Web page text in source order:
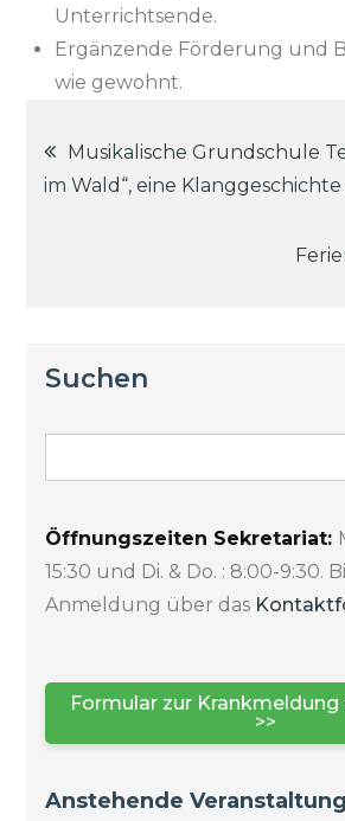
Unterrichtsende.
Ergänzende Förderung und
wie gewohnt.
Musikalische Grundschule
im Wald“, eine Klanggeschichte
Suchen
Öffnungszeiten Sekretariat:
15:30 und Di. & Do. : 8:00-9:30.
Anmeldung über das
Formular zur Krankmeldung
>>
Anstehende